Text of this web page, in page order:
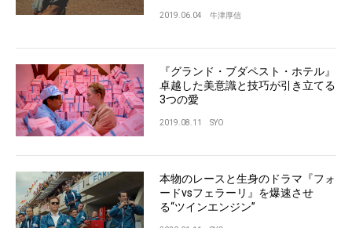
2019.06.04 牛津厚信
『グランド・ブダペスト・ホテル』
卓越した美意識と技巧が引き立てる
3つの愛
2019.08.11 SYO
本物のレースと生身のドラマ『フォ
ードvsフェラーリ』を爆速させ
る“ツインエンジン”